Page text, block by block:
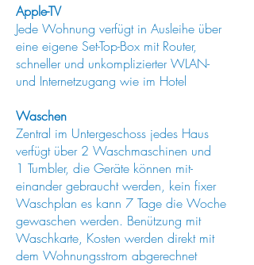
Apple-TV
Jede Wohnung verfügt in Ausleihe über
eine eigene Set-Top-Box mit Router,
schneller und unkomplizierter WLAN-
und Internetzugang wie im Hotel
Waschen
Zentral im Untergeschoss jedes Haus
verfügt über 2 Waschmaschinen und
1 Tumbler, die Geräte können mit-
einander gebraucht werden, kein fixer
Waschplan es kann 7 Tage die Woche
gewaschen werden. Benützung mit
Waschkarte, Kosten werden direkt mit
dem Wohnungsstrom abgerechnet